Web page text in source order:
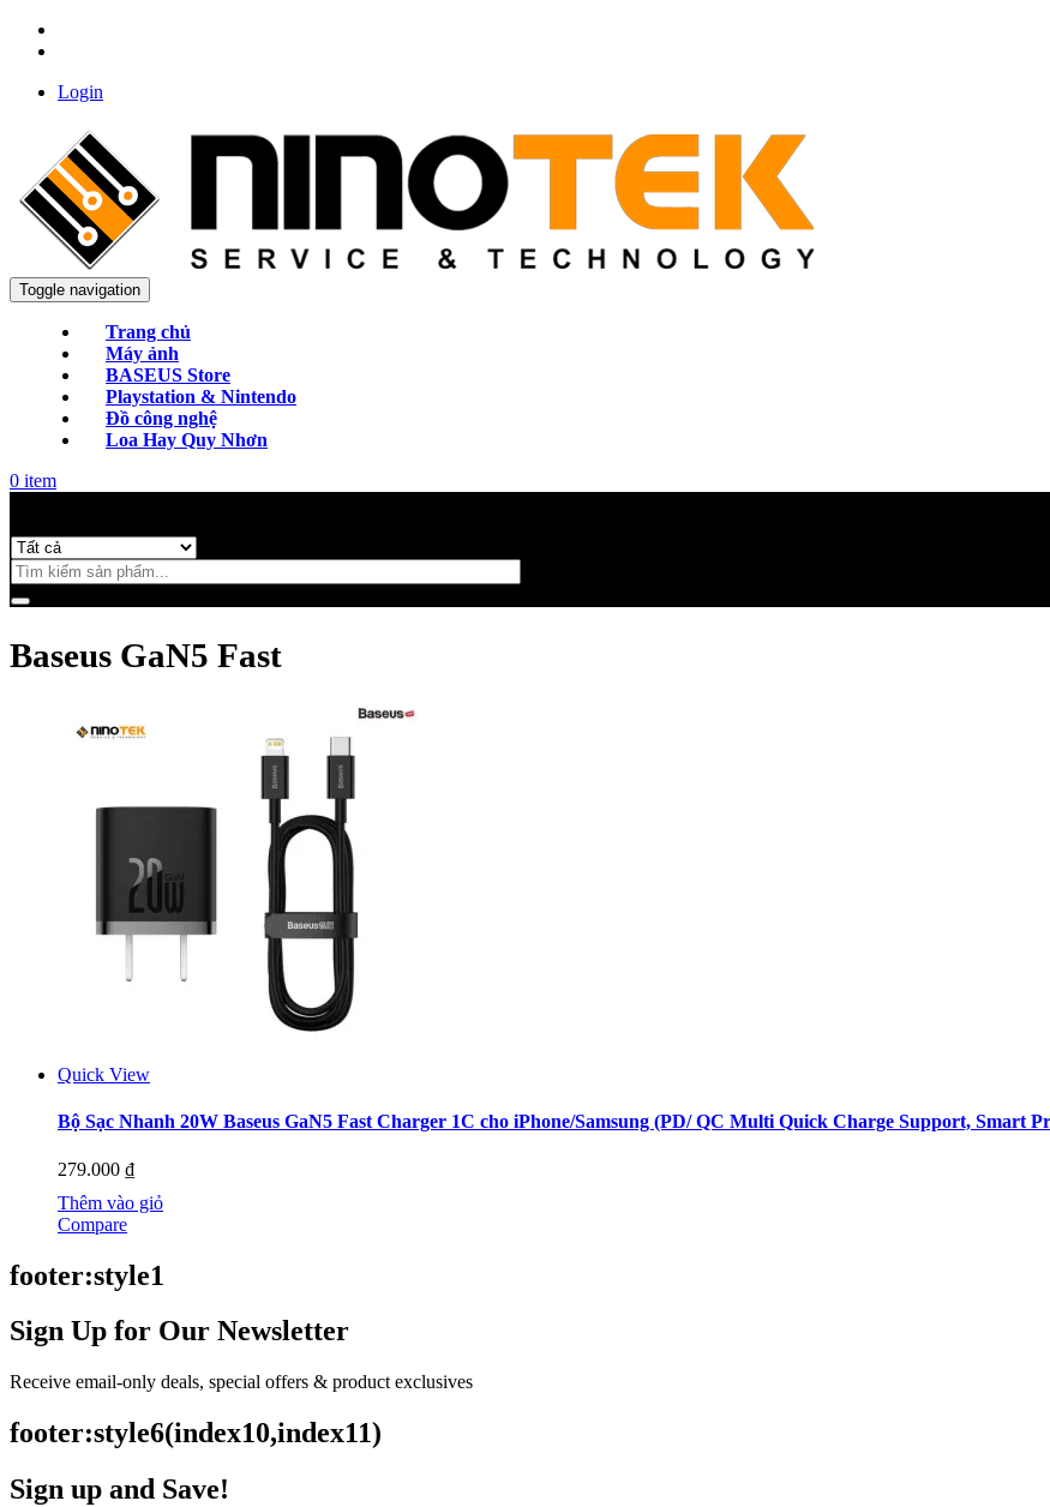
Login
Toggle navigation
Trang chủ
Máy ảnh
BASEUS Store
Playstation & Nintendo
Đồ công nghệ
Loa Hay Quy Nhơn
0 item
Baseus GaN5 Fast
Quick View
Bộ Sạc Nhanh 20W Baseus GaN5 Fast Charger 1C cho iPhone/Samsung (PD/ QC Multi Quick Charge Support, Smart
279.000 ₫
Thêm vào giỏ
Compare
footer:style1
Sign Up for Our Newsletter
Receive email-only deals, special offers & product exclusives
footer:style6(index10,index11)
Sign up and Save!